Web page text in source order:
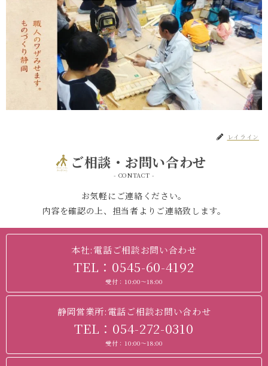
レイライン
ご相談・お問い合わせ
- CONTACT -
お気軽にご連絡ください。
内容を確認の上、担当者よりご連絡致します。
本社:電話ご相談お問い合わせ
TEL：0545-60-4192
受付：10:00～18:00
静岡営業所:電話ご相談お問い合わせ
TEL：054-272-0310
受付：10:00～18:00